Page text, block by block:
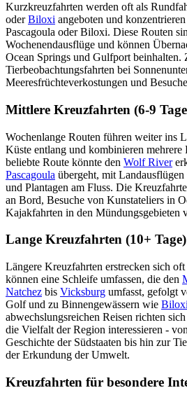
Kurzkreuzfahrten werden oft als
oderBiloxi angeboten und
Pascagoula oder Biloxi. Diese Routen
Wochenendausflüge und können
Ocean Springs und Gulfport beinhalten.
Tierbeobachtungsfahrten bei
Meeresfrüchteverkostungen und
Mittlere Kreuzfahrten (6-9
Wochenlange Routen führen weiter ins
Küste entlang und kombinieren mehrere
beliebte Route könnte den Wolf River
Pascagoula übergeht, mit
und Plantagen am Fluss. Die
an Bord, Besuche von Kunstateliers in
Kajakfahrten in den Mündungsgebieten
Lange Kreuzfahrten (10+ Tage)
Längere Kreuzfahrten erstrecken sich oft
können eine Schleife umfassen, die den
Natchez bis Vicksburg umfasst, gefolgt
Golf und zu Binnengewässern wie Biloxi
abwechslungsreichen Reisen richten
die Vielfalt der Region interessieren -
Geschichte der Südstaaten bis hin zur
der Erkundung der Umwelt.
Kreuzfahrten für besondere